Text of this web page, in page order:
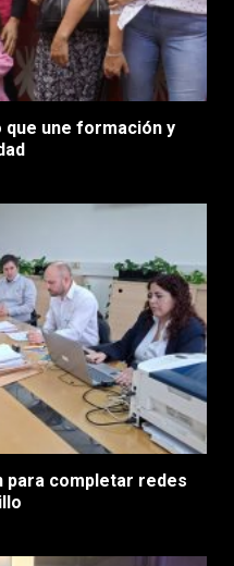
que une formación y
para completar redes